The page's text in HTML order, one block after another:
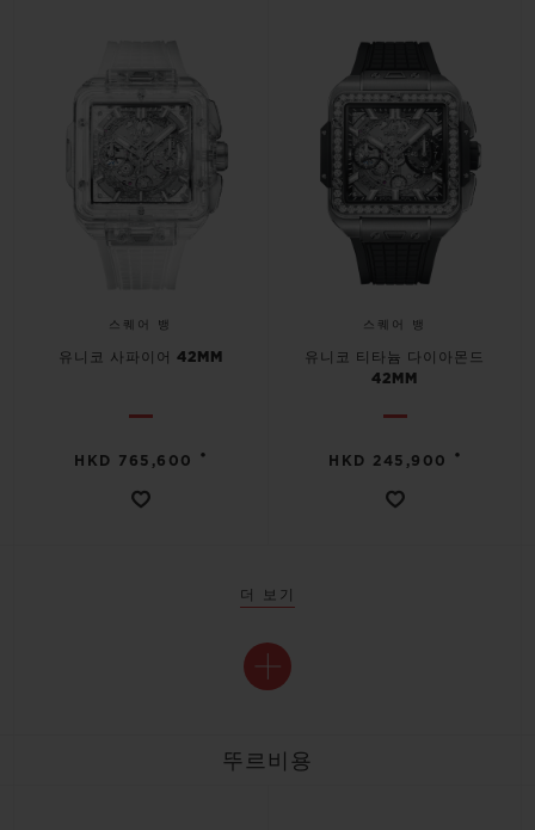
스퀘어 뱅
유니코 사파이어 42MM
HKD 765,600 •
스퀘어 뱅
유니코 티타늄 다이아몬드
42MM
HKD 245,900 •
더 보기
뚜르비용